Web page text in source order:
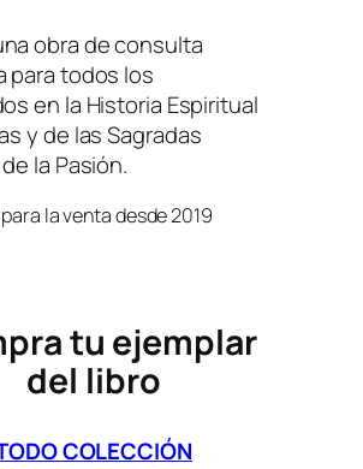
obra de consulta
para todos los
en la Historia Espiritual
y de las Sagradas
la Pasión.
la venta desde 2019
tu ejemplar
del libro
COLECCIÓN